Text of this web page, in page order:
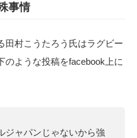
事情
田村こうたろう氏はラグビー
のような投稿をfacebook上に
ジャパンじゃないから強